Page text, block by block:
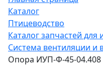
Каталог
Птицеводство
Каталог запчастей
Система вентиляции и
Опора ИУП-Ф-45-04.408